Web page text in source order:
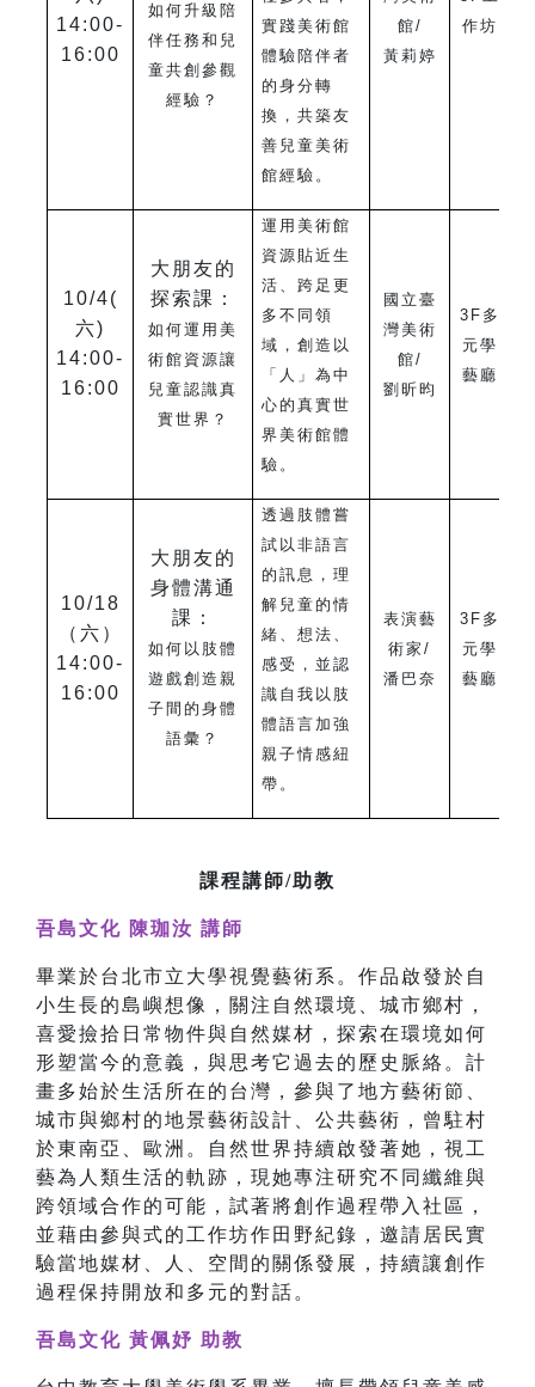
14:00-
16:00
如何升級陪
伴任務和兒
童共創參觀
經驗？
實踐美術館
體驗陪伴者
的身分轉
換，共築友
善兒童美術
館經驗。
館/
黃莉婷
作坊
10/4(
六)
14:00-
16:00
大朋友的
探索課：
如何運用美
術館資源讓
兒童認識真
實世界？
運用美術館
資源貼近生
活、跨足更
多不同領
域，創造以
「人」為中
心的真實世
界美術館體
驗。
國立臺
灣美術
館/
劉昕昀
3F 多
元學
藝廳
10/18
（六）
14:00-
16:00
大朋友的
身體溝通
課：
如何以肢體
遊戲創造親
子間的身體
語彙？
透過肢體嘗
試以非語言
的訊息，理
解兒童的情
緒、想法、
感受，並認
識自我以肢
體語言加強
親子情感紐
帶。
表演藝
術家/
潘巴奈
3F 多
元學
藝廳
課程講師/助教
吾島文化 陳珈汝 講師
畢業於台北市立大學視覺藝術系。作品啟發於自
小生長的島嶼想像，關注自然環境、城市鄉村，
喜愛撿拾日常物件與自然媒材，探索在環境如何
形塑當今的意義，與思考它過去的歷史脈絡。計
畫多始於生活所在的台灣，參與了地方藝術節、
城市與鄉村的地景藝術設計、公共藝術，曾駐村
於東南亞、歐洲。自然世界持續啟發著她，視工
藝為人類生活的軌跡，現她專注研究不同纖維與
跨領域合作的可能，試著將創作過程帶入社區，
並藉由參與式的工作坊作田野紀錄，邀請居民實
驗當地媒材、人、空間的關係發展，持續讓創作
過程保持開放和多元的對話。
吾島文化 黃佩妤 助教